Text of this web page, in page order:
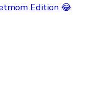
Edition 😂